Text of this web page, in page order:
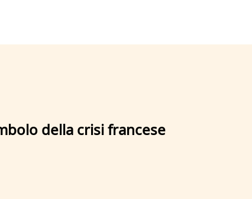
della crisi francese